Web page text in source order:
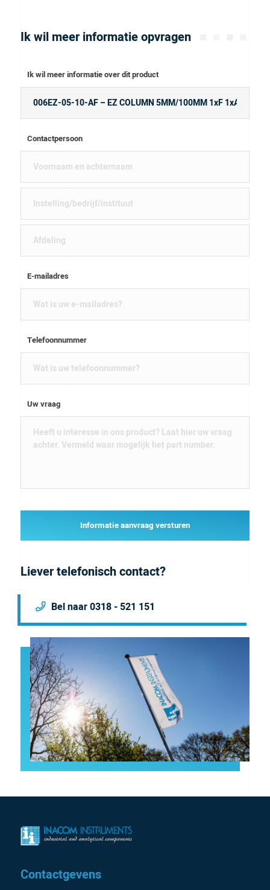
Ik wil meer informatie opvragen
Ik wil meer informatie over dit product
Contactpersoon
E-mailadres
Telefoonnummer
Uw vraag
Informatie aanvraag versturen
Liever telefonisch contact?
Bel naar 0318 - 521 151
Contactgevens